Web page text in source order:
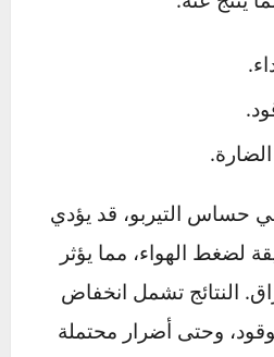
الاحتراق
لضمان توازن مثالي بين
يعزز عملية الاحتراق
عنه: